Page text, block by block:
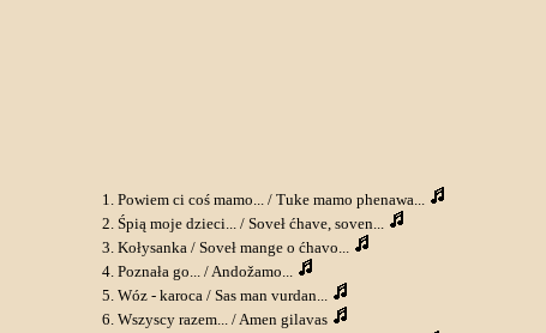
Powiem ci coś mamo... / Tuke mamo phenawa...
Śpią moje dzieci... / Soveł ćhave, soven...
Kołysanka / Soveł mange o ćhavo...
Poznała go... / Andožamo...
Wóz - karoca / Sas man vurdan...
Wszyscy razem... / Amen gilavas